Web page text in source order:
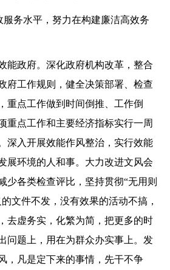
服务水平，努力在构建廉洁高效务
能政府。深化政府机构改革，整合
府工作规则，健全决策部署、检查
重点工作做到时间倒推、工作倒
重点工作和主要经济指标实行一周
深入开展效能作风整治，实行效能
展环境的人和事。大力改进文风会
少各类检查评比，坚持贯彻“无用则
文件不发，没有效果的活动不搞，
去虚务实，化繁为简，把更多的时
问题上，用在为群众办实事上。发
，凡是定下来的事情，先干不争